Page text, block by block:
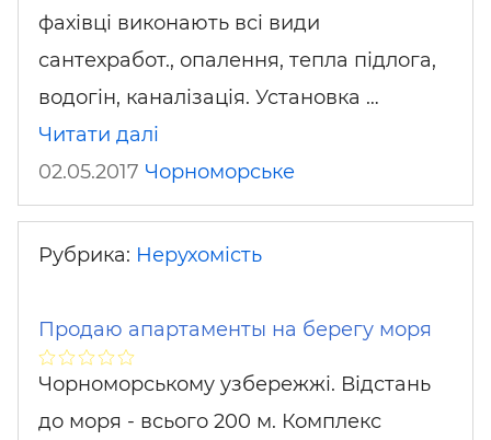
фахівці виконають всі види
сантехработ., опалення, тепла підлога,
водогін, каналізація. Установка …
Читати далі
02.05.2017 Чорноморське
Рубрика: Нерухомість
Продаю апартаменты на берегу моря
Чорноморському узбережжі. Відстань
до моря - всього 200 м. Комплекс